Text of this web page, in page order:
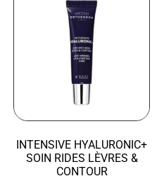
INTENSIVE HYALURONIC+
SOIN RIDES LÈVRES &
CONTOUR